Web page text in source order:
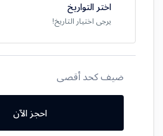
اختر التواريخ
يرجى اختيار التاريخ!
ضيف كحد أقصى
احجز الآن